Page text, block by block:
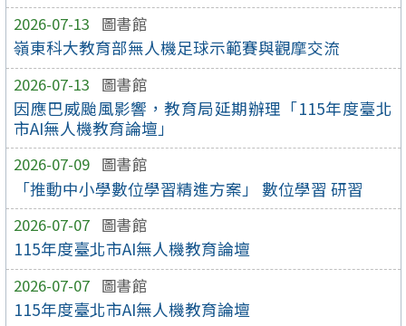
2026-07-13 圖書館
嶺東科大教育部無人機足球示範賽與觀摩交流
2026-07-13 圖書館
因應巴威颱風影響，教育局延期辦理「115年度臺北
市AI無人機教育論壇」
2026-07-09 圖書館
「推動中小學數位學習精進方案」 數位學習 研習
2026-07-07 圖書館
115年度臺北市AI無人機教育論壇
2026-07-07 圖書館
115年度臺北市AI無人機教育論壇